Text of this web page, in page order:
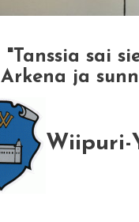
"Tanssia sai
Arkena ja
Wiipuri-